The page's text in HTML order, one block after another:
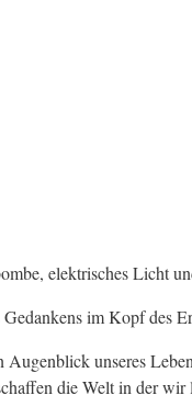
elektrisches Licht
im Kopf des
unseres
die Welt in der wir